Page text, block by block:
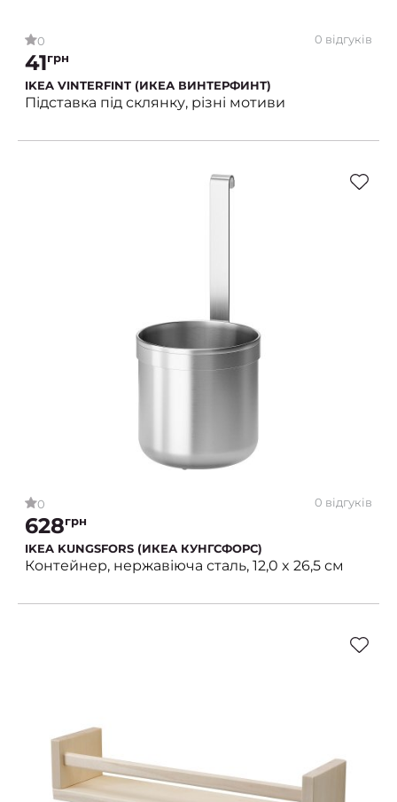
0 0 відгуків
41грн
IKEA VINTERFINT (ИКЕА ВИНТЕРФИНТ)
Підставка під склянку, різні мотиви
0 0 відгуків
628грн
IKEA KUNGSFORS (ИКЕА КУНГСФОРС)
Контейнер, нержавіюча сталь, 12,0 x 26,5 см